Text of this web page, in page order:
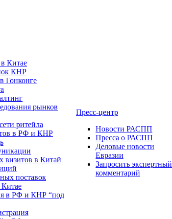
Китае
КНР
Гонконге
рынков
ритейла
в РФ и КНР
визитов в Китай
поставок
Китае
в РФ и КНР “под
Пресс-центр
Новости РАСПП
Пресса о РАСПП
Деловые новости
Евразии
Запросить экспертный
комментарий